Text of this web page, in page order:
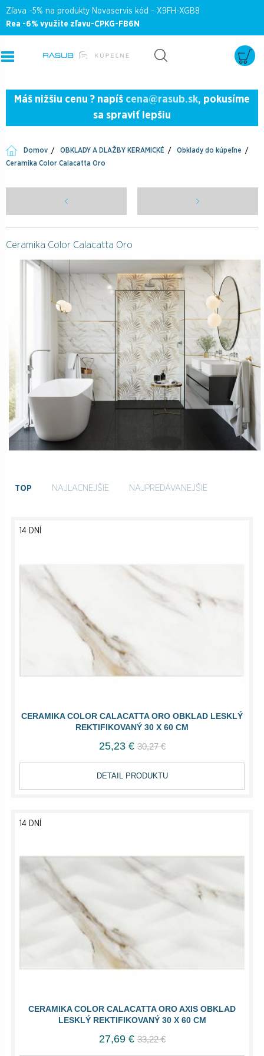
Zľava -5% na produkty Novaservis kód - X9FH-XGB8
Rea -6% využite zľavu-CPKG-FB6N
Máš nižšiu cenu ? napíš cena@rasub.sk, pokusíme
sa spraviť lepšiu
Domov OBKLADY A DLAŽBY KERAMICKÉ
Obklady do kúpeľne
Ceramika Color Calacatta Oro
Ceramika Color Calacatta Oro
TOP NAJLACNEJŠIE NAJPREDÁVANEJŠIE
CERAMIKA COLOR CALACATTA ORO OBKLAD LESKLÝ
REKTIFIKOVANÝ 30 X 60 CM
14 DNÍ
25,23 € 30,27 €
DETAIL PRODUKTU
CERAMIKA COLOR CALACATTA ORO AXIS OBKLAD
LESKLÝ REKTIFIKOVANÝ 30 X 60 CM
14 DNÍ
27,69 € 33,22 €